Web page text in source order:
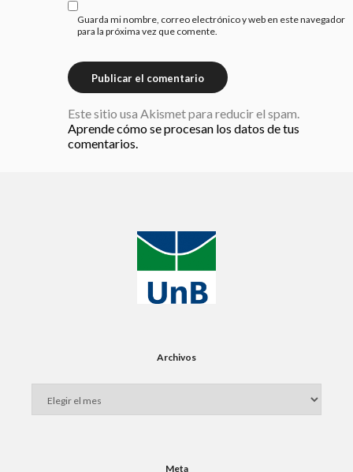
Guarda mi nombre, correo electrónico y web en este navegador
para la próxima vez que comente.
Este sitio usa Akismet para reducir el spam.
Aprende cómo se procesan los datos de tus
comentarios.
Archivos
Meta